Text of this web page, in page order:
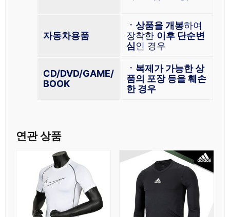
자동차용품
ㆍ상품을 개봉하여
장착한 이후 단순변
심인 경우
CD/DVD/GAME/
BOOK
ㆍ복제가 가능한 상
품의 포장 등을 훼손
한 경우
연관 상품